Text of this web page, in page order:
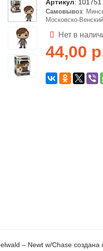
Артикул: 101751
Самовывоз:
Московско-
Нет в
44,00
– Newt w/Chase